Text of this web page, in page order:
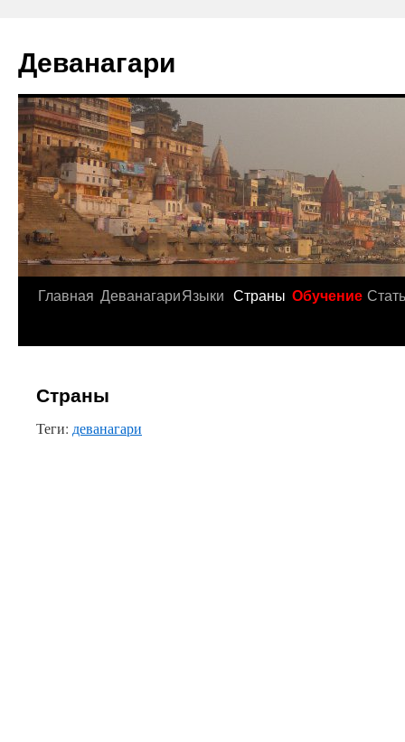
Деванагари
Главная ДеванагариЯзыки Страны Обучение
Страны
Теги: деванагари